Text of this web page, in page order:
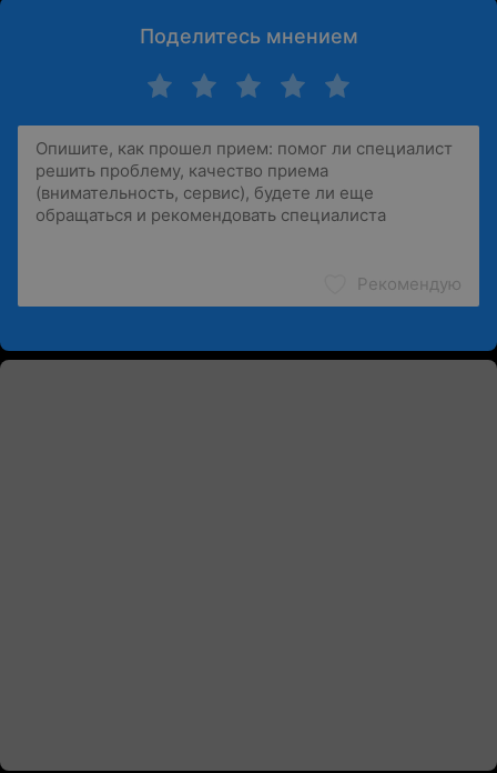
Поделитесь мнением
Рекомендую